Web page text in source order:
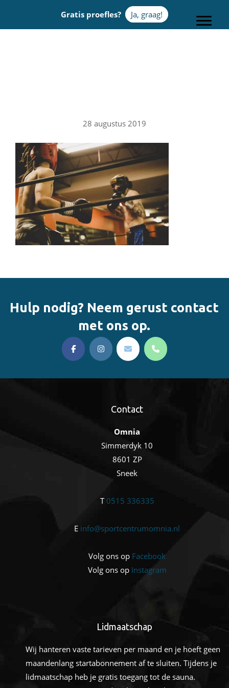
Gratis proefles? Ja, graag!
28 augustus 2019
Hulp nodig? Neem gerust contact
met ons op.
Contact
Omnia
Simmerdyk 10
8601 ZP
Sneek
T0515 336335
E info@sportcentrumomnia.nl
Volg ons op Facebook
Volg ons op Instagram
Lidmaatschap
Wij hanteren vaste tarieven per maand en je hoeft geen
maandenlang startabonnement af te sluiten. Tijdens je
lidmaatschap heb je gratis toegang tot de sauna.